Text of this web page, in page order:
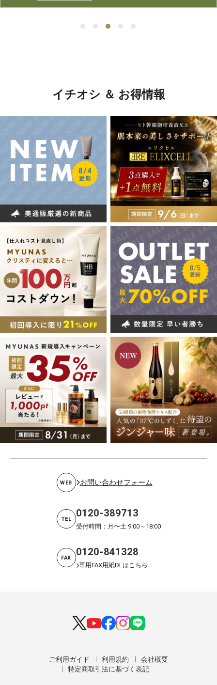
イチオシ ＆ お得情報
WEB お問い合わせフォーム
TEL 0120-389713
受付時間：月〜土 9:00～18:00
FAX 0120-841328
専用FAX用紙DLはこちら
ご利用ガイド 利用規約
会社概要
特定商取引法に基づく表記